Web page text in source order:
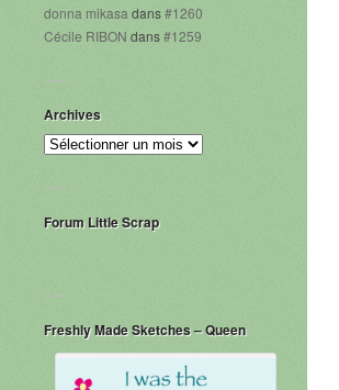
donna mikasa dans#1260
Cécile RIBON dans#1259
Archives
Archives
Forum Little Scrap
Freshly Made Sketches – Queen